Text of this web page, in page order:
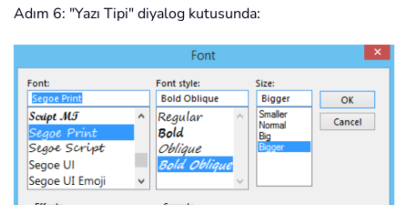
Adım 6: "Yazı Tipi" diyalog kutusunda: